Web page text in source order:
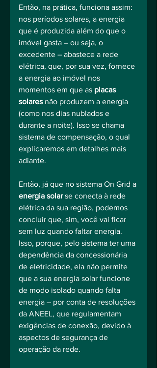
Então, na prática, funciona assim:
nos períodos solares, a energia
que é produzida além do que o
imóvel gasta – ou seja, o
excedente – abastece a rede
elétrica, que, por sua vez, fornece
a energia ao imóvel nos
momentos em que as placas
solares não produzem a energia
(como nos dias nublados e
durante a noite). Isso se chama
sistema de compensação, o qual
explicaremos em detalhes mais
adiante.
Então, já que no sistema On Grid a
energia solar se conecta à rede
elétrica da sua região, podemos
concluir que, sim, você vai ficar
sem luz quando faltar energia.
Isso, porque, pelo sistema ter uma
dependência da concessionária
de eletricidade, ela não permite
que a sua energia solar funcione
de modo isolado quando falta
energia – por conta de resoluções
da ANEEL, que regulamentam
exigências de conexão, devido à
aspectos de segurança de
operação da rede.